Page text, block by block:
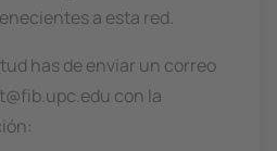
a esta red.
has de enviar un correo
con la